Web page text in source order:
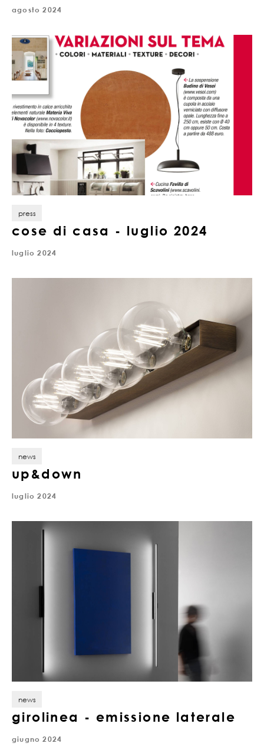
agosto 2024
press
cose di casa - luglio 2024
luglio 2024
news
up&down
luglio 2024
news
girolinea - emissione laterale
giugno 2024